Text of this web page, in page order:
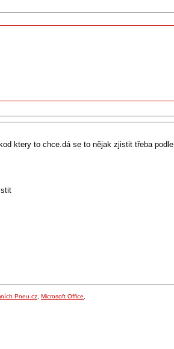
ktery to chce.dá se to nějak zjistit třeba podle
Pneu.cz Microsoft Office